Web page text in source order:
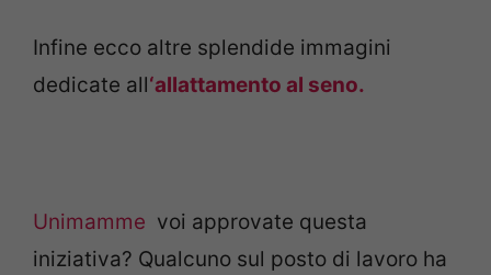
Infine ecco altre splendide immagini
dedicate all‘allattamento al seno.
Unimamme voi approvate questa
iniziativa? Qualcuno sul posto di lavoro ha